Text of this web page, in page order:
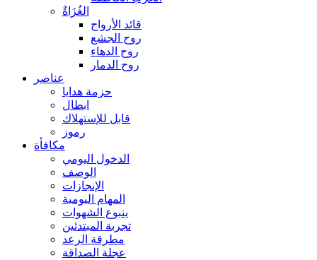
الغُزَاةٌ
قائد الأرواح
روح الجشع
روح الدهاء
روح الدمار
عناصر
حزمة هدايا
ابطال
قابل للإستهلاك
رموز
مكافأة
الدخول اليومي
الوصف
الإنجازات
المهام اليومية
ينبوع الشهوات
تجربة المبتدئين
مطرقة الرعد
عجلة الصداقة